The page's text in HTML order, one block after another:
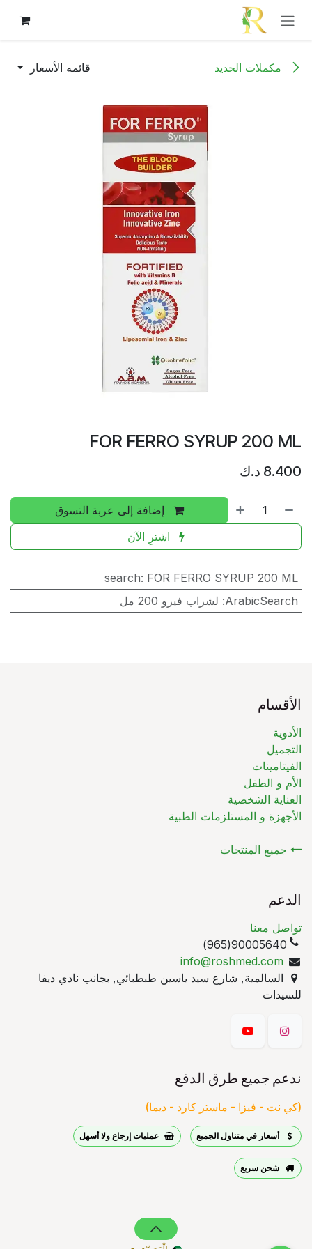
تخطي للذهاب إلى المحتوى
مكملات الحديد قائمه الأسعار
FOR FERRO SYRUP 200 ML
8.400 د.ك
إضافة إلى عربة التسوق
اشترِ الآن
search: FOR FERRO SYRUP 200 ML
ArabicSearch
: لشراب فيرو 200 مل
الأقسام
الأدوية
التجميل
الفيتامينات
الأم و الطفل
العناية الشخصية
الأجهزة و المستلزمات الطبية
جميع المنتجات
الدعم
تواصل معنا
90005640(965)
info@roshmed.com
السالمية, شارع سيد ياسين طبطبائي, بجانب نادي ديفا
للسيدات
ندعم جميع طرق الدفع
(كي نت - فيزا - ماستر كارد - ديما)
أسعار في متناول الجميع عمليات إرجاع ولا أسهل
شحن سريع